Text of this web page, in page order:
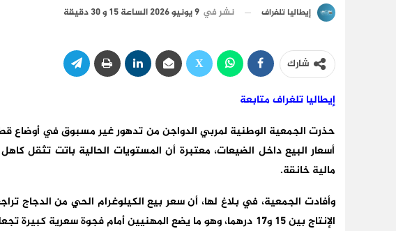
إيطاليا تلغراف نشر في 9 يونيو 2026 الساعة 15 و 30 دقيقة
شارك
إيطاليا تلغراف متابعة
حذرت الجمعية الوطنية لمربي الدواجن من تدهور غير مسبوق في أوضاع
أسعار البيع داخل الضيعات، معتبرة أن المستويات الحالية باتت تثقل
مالية خانقة.
الإنتاج بين 15 و17 درهما، وهو ما يضع المهنيين أمام فجوة سعرية